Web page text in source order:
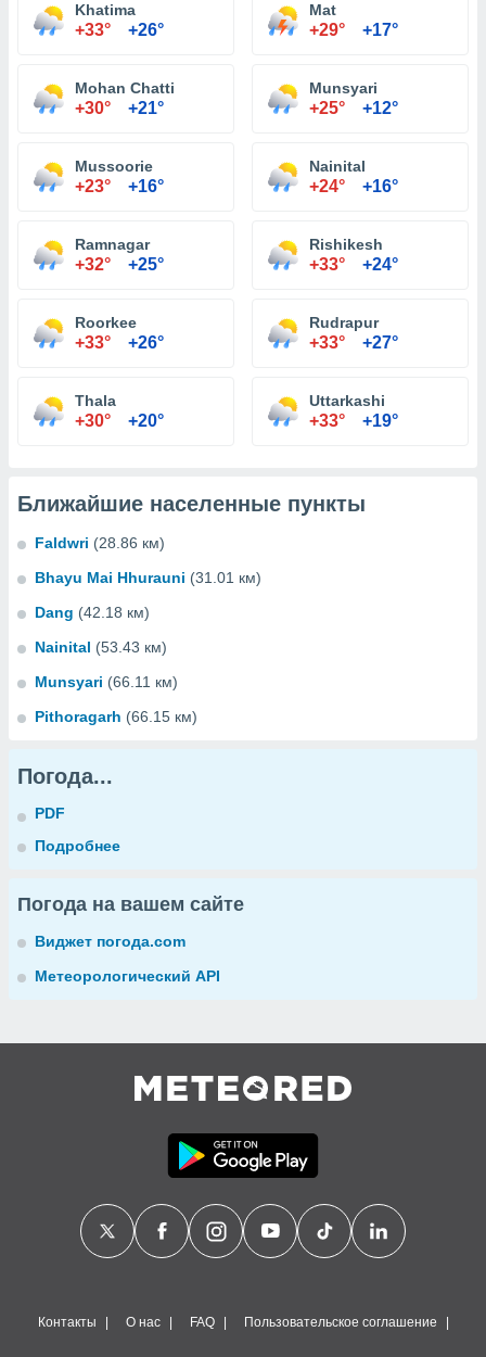
Khatima
+33° +26°
Mat
+29° +17°
Mohan Chatti
+30° +21°
Munsyari
+25° +12°
Mussoorie
+23° +16°
Nainital
+24° +16°
Ramnagar
+32° +25°
Rishikesh
+33° +24°
Roorkee
+33° +26°
Rudrapur
+33° +27°
Thala
+30° +20°
Uttarkashi
+33° +19°
Ближайшие населенные пункты
Faldwri (28.86 км)
Bhayu Mai Hhurauni (31.01 км)
Dang (42.18 км)
Nainital (53.43 км)
Munsyari (66.11 км)
Pithoragarh (66.15 км)
Погода...
PDF
Подробнее
Погода на вашем сайте
Виджет погода.com
Метеорологический API
Контакты О нас FAQ Пользовательское соглашение